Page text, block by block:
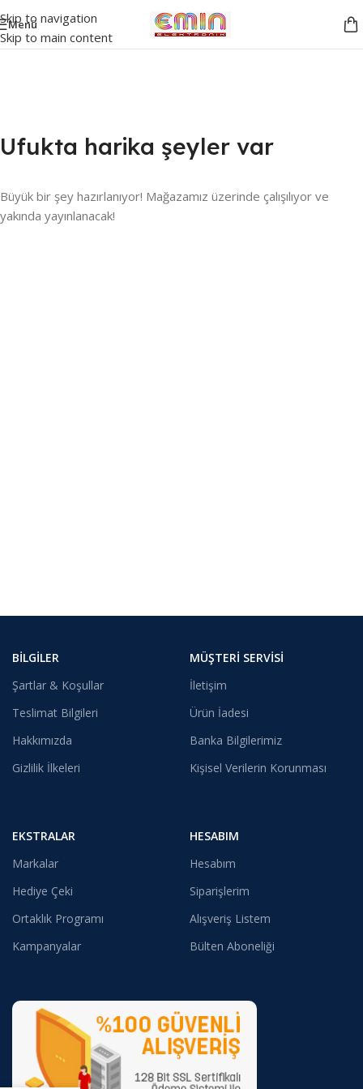
Skip to navigation
Skip to main content
Menü
Ufukta harika şeyler var
Büyük bir şey hazırlanıyor! Mağazamız üzerinde çalışılıyor ve
yakında yayınlanacak!
BILGILER
Şartlar & Koşullar
Teslimat Bilgileri
Hakkımızda
Gizlilik İlkeleri
MÜŞTERI SERVISI
İletişim
Ürün İadesi
Banka Bilgilerimiz
Kişisel Verilerin Korunması
EKSTRALAR
Markalar
Hediye Çeki
Ortaklık Programı
Kampanyalar
HESABIM
Hesabım
Siparişlerim
Alışveriş Listem
Bülten Aboneliği